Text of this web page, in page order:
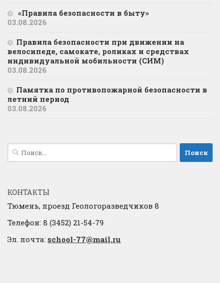
«Правила безопасности в быту»
03.08.2026
Правила безопасности при движении на
велосипеде, самокате, роликах и средствах
индивидуальной мобильности (СИМ)
03.08.2026
Памятка по противопожарной безопасности в
летний период
03.08.2026
Найти:
КОНТАКТЫ
Тюмень, проезд Геологоразведчиков 8
Телефон: 8 (3452) 21-54-79
Эл. почта: school-77@mail.ru